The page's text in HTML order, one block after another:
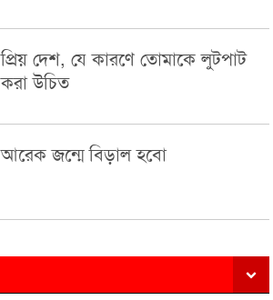
প্রিয় দেশ, যে কারণে তোমাকে লুটপাট
করা উচিত
আরেক জন্মে বিড়াল হবো